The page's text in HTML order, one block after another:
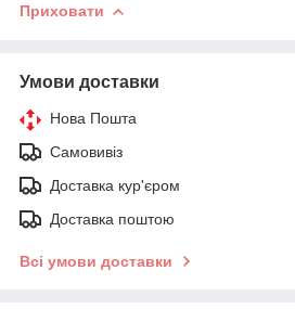
Приховати
Умови доставки
Нова Пошта
Самовивіз
Доставка кур'єром
Доставка поштою
Всі умови доставки